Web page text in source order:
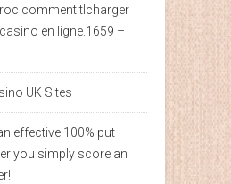
comment tlcharger
en ligne.1659 –
UK Sites
effective 100% put
you simply score an